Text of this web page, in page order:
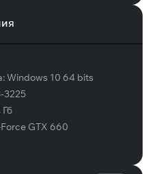
Windows 10 64 bits
3225
Гб
GTX 660